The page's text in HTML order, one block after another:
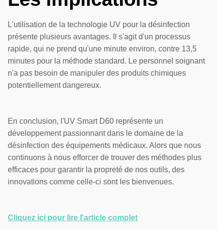
L'utilisation de la technologie UV pour la désinfection
présente plusieurs avantages. Il s'agit d'un processus
rapide, qui ne prend qu'une minute environ, contre 13,5
minutes pour la méthode standard. Le personnel soignant
n'a pas besoin de manipuler des produits chimiques
potentiellement dangereux.
En conclusion, l'UV Smart D60 représente un
développement passionnant dans le domaine de la
désinfection des équipements médicaux. Alors que nous
continuons à nous efforcer de trouver des méthodes plus
efficaces pour garantir la propreté de nos outils, des
innovations comme celle-ci sont les bienvenues.
Cliquez ici pour lire l'article complet